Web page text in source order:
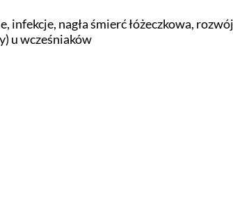
infekcje, nagła śmierć łóżeczkowa, rozwój
u wcześniaków